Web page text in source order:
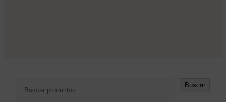
Buscar